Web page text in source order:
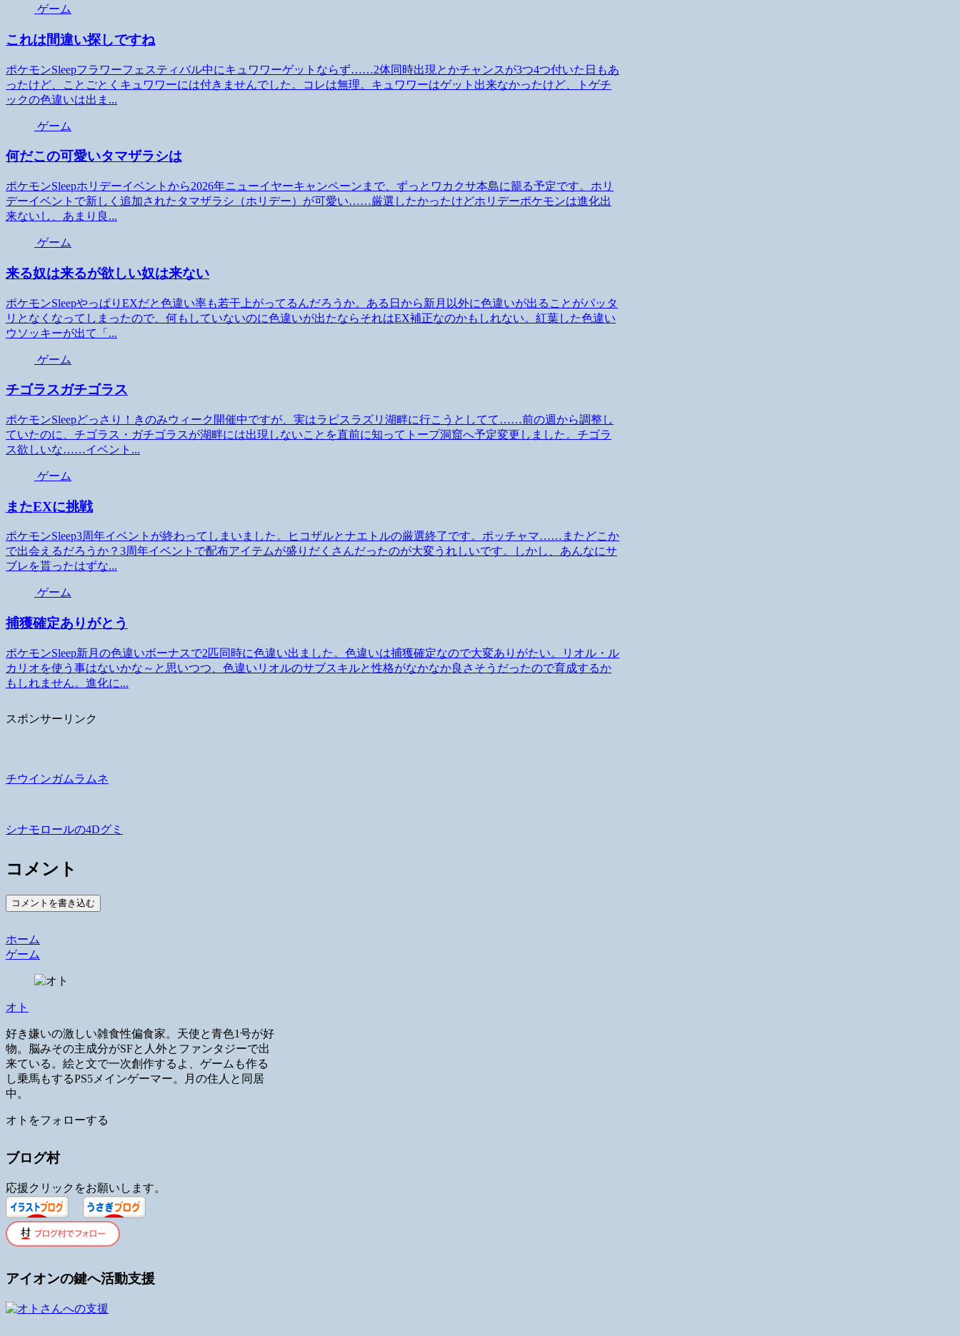
ゲーム
これは間違い探しですね
ポケモンSleepフラワーフェスティバル中にキュワワーゲットならず……2体同時出現とかチャンスが3つ4つ付いた日もあ
ったけど、ことごとくキュワワーには付きませんでした。コレは無理。キュワワーはゲット出来なかったけど、トゲチ
ックの色違いは出ま...
ゲーム
何だこの可愛いタマザラシは
ポケモンSleepホリデーイベントから2026年ニューイヤーキャンペーンまで、ずっとワカクサ本島に籠る予定です。ホリ
デーイベントで新しく追加されたタマザラシ（ホリデー）が可愛い……厳選したかったけどホリデーポケモンは進化出
来ないし、あまり良...
ゲーム
来る奴は来るが欲しい奴は来ない
ポケモンSleepやっぱりEXだと色違い率も若干上がってるんだろうか。ある日から新月以外に色違いが出ることがパッタ
リとなくなってしまったので、何もしていないのに色違いが出たならそれはEX補正なのかもしれない。紅葉した色違い
ウソッキーが出て「...
ゲーム
チゴラスガチゴラス
ポケモンSleepどっさり！きのみウィーク開催中ですが、実はラピスラズリ湖畔に行こうとしてて……前の週から調整し
ていたのに、チゴラス・ガチゴラスが湖畔には出現しないことを直前に知ってトープ洞窟へ予定変更しました。チゴラ
ス欲しいな……イベント...
ゲーム
またEXに挑戦
ポケモンSleep3周年イベントが終わってしまいました。ヒコザルとナエトルの厳選終了です。ポッチャマ……またどこか
で出会えるだろうか？3周年イベントで配布アイテムが盛りだくさんだったのが大変うれしいです。しかし、あんなにサ
ブレを貰ったはずな...
ゲーム
捕獲確定ありがとう
ポケモンSleep新月の色違いボーナスで2匹同時に色違い出ました。色違いは捕獲確定なので大変ありがたい。リオル・ル
カリオを使う事はないかな～と思いつつ、色違いリオルのサブスキルと性格がなかなか良さそうだったので育成するか
もしれません。進化に...
スポンサーリンク
チウインガムラムネ
シナモロールの4Dグミ
コメント
コメントを書き込む
ホーム
ゲーム
オト
好き嫌いの激しい雑食性偏食家。天使と青色1号が好
物。脳みその主成分がSFと人外とファンタジーで出
来ている。絵と文で一次創作するよ、ゲームも作る
し乗馬もするPS5メインゲーマー。月の住人と同居
中。
オトをフォローする
ブログ村
応援クリックをお願いします。
アイオンの鍵へ活動支援